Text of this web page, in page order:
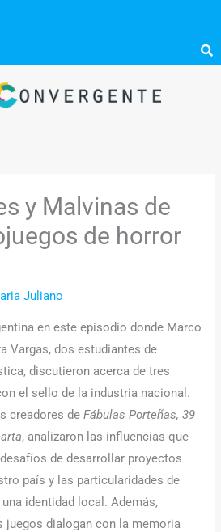
y Malvinas de
de horror
Juliano
en este episodio donde Marco
Vargas, dos estudiantes de
discutieron acerca de tres
el sello de la industria nacional.
creadores deFábulas Porteñas, 39
, analizaron las influencias que
de desarrollar proyectos
país y las particularidades de
identidad local. Además,
juegos dialogan con la memoria